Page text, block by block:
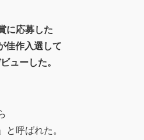
に応募した
佳作入選して
ューした。
と呼ばれた。